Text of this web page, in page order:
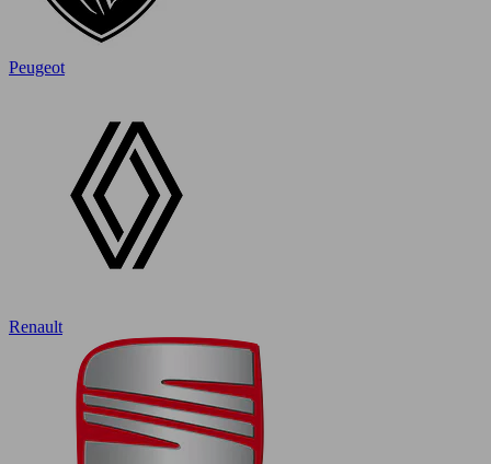
Peugeot
Renault